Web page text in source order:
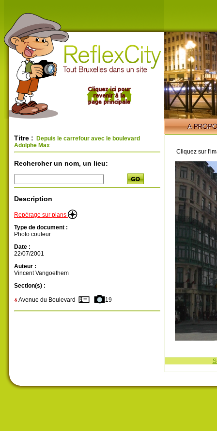
Titre :
Depuis le carrefour avec le boulevard
Adolphe Max
Rechercher un nom, un lieu:
Description
Repérage sur plans
Type de document :
Photo couleur
Date :
22/07/2001
Auteur :
Vincent Vangoethem
Section(s) :
Avenue du Boulevard 19
Cliquez sur